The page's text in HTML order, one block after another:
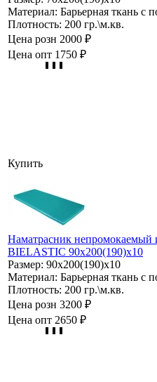
Материал: Барьерная ткань с
Плотность: 200 гр.\м.кв.
Цена розн 2000 ₽
Цена опт 1750 ₽
Купить
Наматрасник непромокаемый
BIELASTIC 90х200(190)х10
Размер: 90х200(190)х10
Материал: Барьерная ткань с
Плотность: 200 гр.\м.кв.
Цена розн 3200 ₽
Цена опт 2650 ₽